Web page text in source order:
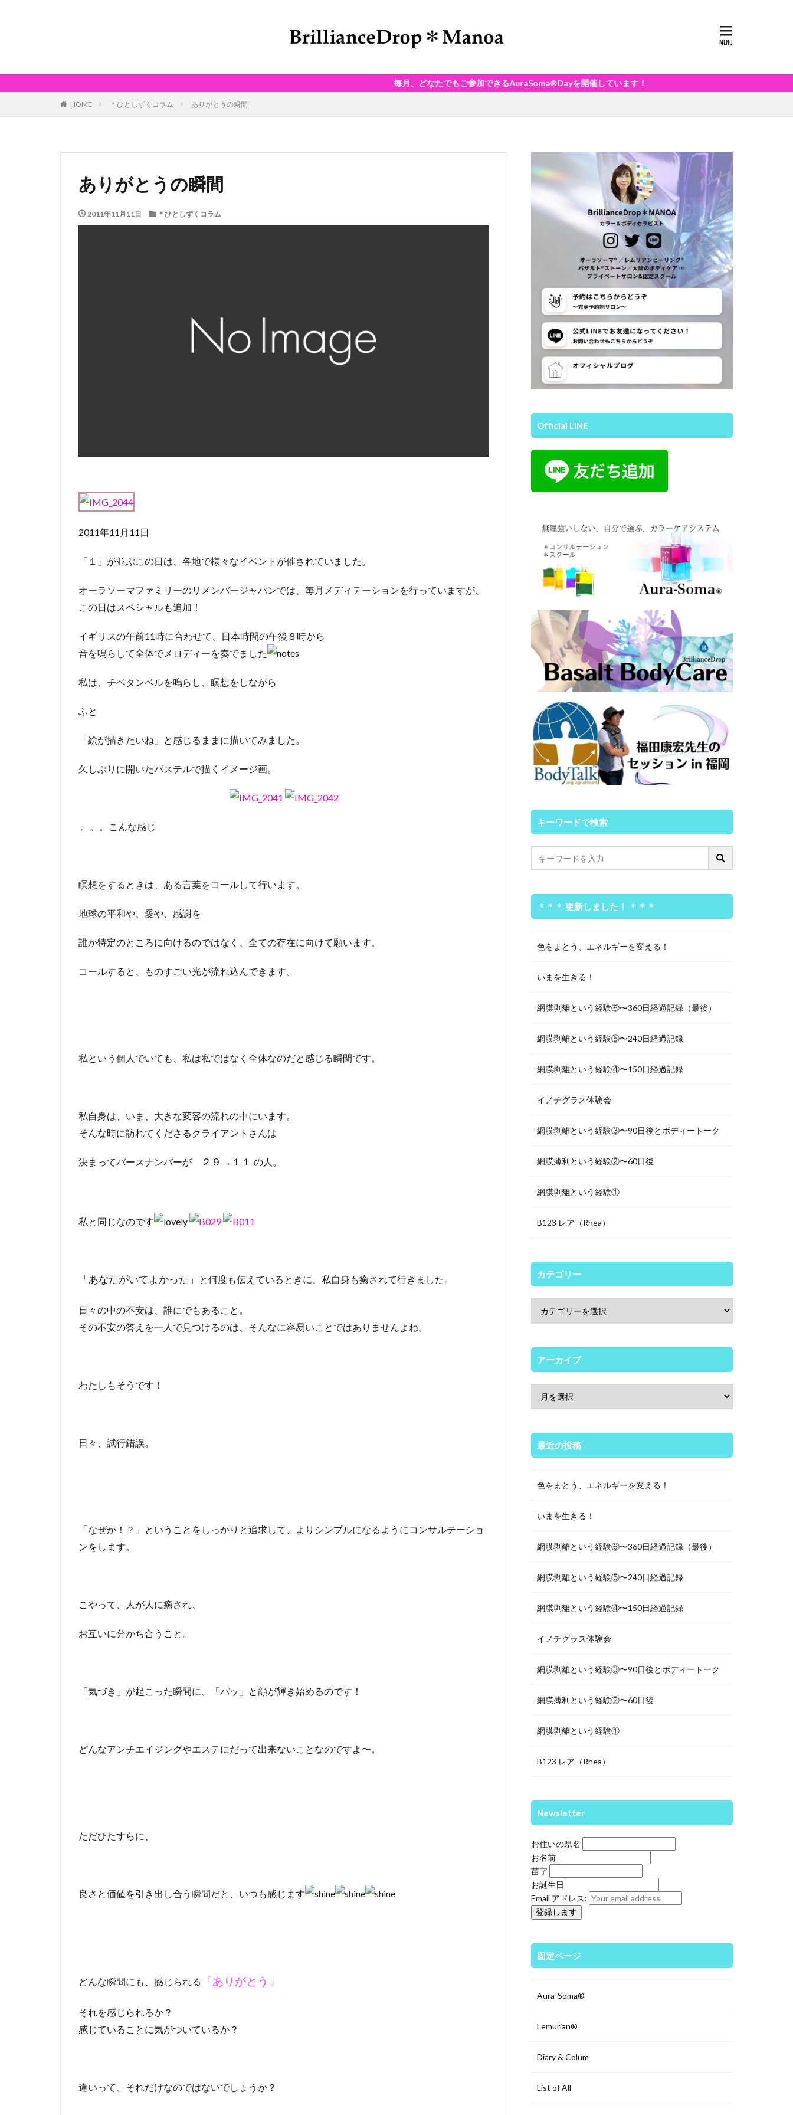
毎月、どなたでもご参加できるAuraSoma®Dayを開催しています！
HOME ＊ひとしずくコラム ありがとうの瞬間
ありがとうの瞬間
2011年11月11日 ＊ひとしずくコラム
2011年11月11日
「１」が並ぶこの日は、各地で様々なイベントが催されていました。
オーラソーマファミリーのリメンバージャパンでは、毎月メディテーションを行っていますが、
この日はスペシャルも追加！
イギリスの午前11時に合わせて、日本時間の午後８時から
音を鳴らして全体でメロディーを奏でました
私は、チベタンベルを鳴らし、瞑想をしながら
ふと
「絵が描きたいね」と感じるままに描いてみました。
久しぶりに開いたパステルで描くイメージ画。
。。。こんな感じ
瞑想をするときは、ある言葉をコールして行います。
地球の平和や、愛や、感謝を
誰か特定のところに向けるのではなく、全ての存在に向けて願います。
コールすると、ものすごい光が流れ込んできます。
私という個人でいても、私は私ではなく全体なのだと感じる瞬間です。
私自身は、いま、大きな変容の流れの中にいます。
そんな時に訪れてくださるクライアントさんは
決まってバースナンバーが ２９→１１ の人。
私と同じなのです
「あなたがいてよかった」 と何度も伝えているときに、私自身も癒されて行きました。
日々の中の不安は、誰にでもあること。
その不安の答えを一人で見つけるのは、そんなに容易いことではありませんよね。
わたしもそうです！
日々、試行錯誤。
「なぜか！？」ということをしっかりと追求して、よりシンプルになるようにコンサルテーショ
ンをします。
こやって、人が人に癒され、
お互いに分かち合うこと。
「気づき」が起こった瞬間に、「パッ」と顔が輝き始めるのです！
どんなアンチエイジングやエステにだって出来ないことなのですよ〜。
ただひたすらに、
良さと価値を引き出し合う瞬間だと、いつも感じます
どんな瞬間にも、感じられる 「ありがとう」
それを感じられるか？
感じていることに気がついているか？
違いって、それだけなのではないでしょうか？
Official LINE
キーワードで検索
＊＊＊ 更新しました！ ＊＊＊
色をまとう、エネルギーを変える！
いまを生きる！
網膜剥離という経験⑥〜360日経過記録（最後）
網膜剥離という経験⑤〜240日経過記録
網膜剥離という経験④〜150日経過記録
イノチグラス体験会
網膜剥離という経験③〜90日後とボディートーク
網膜薄利という経験②〜60日後
網膜剥離という経験①
B123 レア（Rhea）
カテゴリー
アーカイブ
最近の投稿
色をまとう、エネルギーを変える！
いまを生きる！
網膜剥離という経験⑥〜360日経過記録（最後）
網膜剥離という経験⑤〜240日経過記録
網膜剥離という経験④〜150日経過記録
イノチグラス体験会
網膜剥離という経験③〜90日後とボディートーク
網膜薄利という経験②〜60日後
網膜剥離という経験①
B123 レア（Rhea）
Newsletter
お住いの県名
お名前
苗字
お誕生日
Email アドレス:
固定ページ
Aura-Soma®
Lemurian®
Diary & Colum
List of All